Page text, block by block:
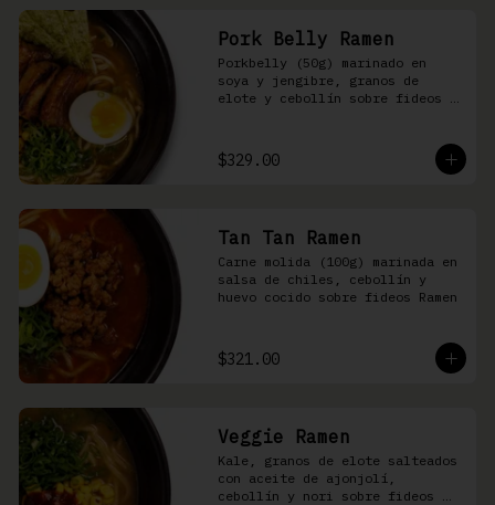
Pork Belly Ramen
Porkbelly (50g) marinado en
soya y jengibre, granos de
elote y cebollín sobre fideos
$329.00
Tan Tan Ramen
Carne molida (100g) marinada en
salsa de chiles, cebollín y
huevo cocido sobre fideos Ramen
$321.00
Veggie Ramen
Kale, granos de elote salteados
con aceite de ajonjolí,
cebollín y nori sobre fideos